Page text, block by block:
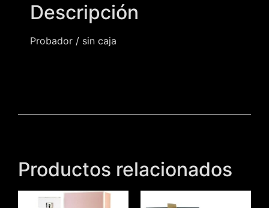
Descripción
Probador / sin caja
Productos relacionados